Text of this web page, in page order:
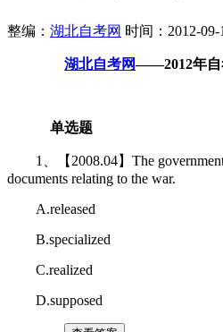
整编： 湖北自考网 时间：2012-09-
湖北自考网——2012年自
单选题
1、【2008.04】The
documents relating to the war.
A.released
B.specialized
C.realized
D.supposed